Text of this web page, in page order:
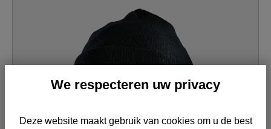
We respecteren uw privacy
Deze website maakt gebruik van cookies om u de best